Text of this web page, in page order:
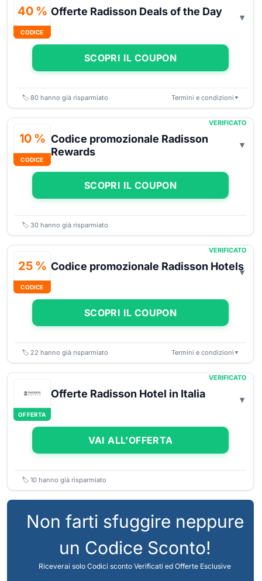
40 %
CODICE
Offerte Radisson Deals of the Day
SCOPRI IL COUPON
🏷️ 80 hanno già risparmiato Termini e condizioni ▼
10 %
CODICE
VERIFICATO
Codice promozionale Radisson
Rewards
SCOPRI IL COUPON
🏷️ 30 hanno già risparmiato
25 %
CODICE
VERIFICATO
Codice promozionale Radisson Hotels
SCOPRI IL COUPON
🏷️ 22 hanno già risparmiato Termini e condizioni ▼
OFFERTA
VERIFICATO
Offerte Radisson Hotel in Italia
VAI ALL'OFFERTA
🏷️ 10 hanno già risparmiato
Non farti sfuggire neppure
un Codice Sconto!
Riceverai solo Codici sconto Verificati ed Offerte Esclusive